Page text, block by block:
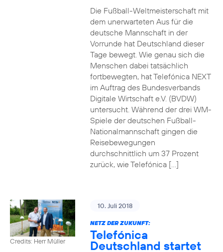
Die Fußball-Weltmeisterschaft mit
dem unerwarteten Aus für die
deutsche Mannschaft in der
Vorrunde hat Deutschland dieser
Tage bewegt. Wie genau sich die
Menschen dabei tatsächlich
fortbewegten, hat Telefónica NEXT
im Auftrag des Bundesverbands
Digitale Wirtschaft e.V. (BVDW)
untersucht. Während der drei WM-
Spiele der deutschen Fußball-
Nationalmannschaft gingen die
Reisebewegungen
durchschnittlich um 37 Prozent
zurück, wie Telefónica […]
Credits: Herr Müller
10. Juli 2018
NETZ DER ZUKUNFT:
Telefónica
Deutschland startet